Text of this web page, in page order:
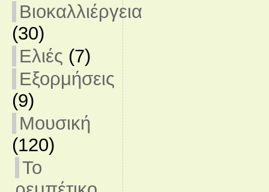
Βιοκαλλιέργεια
(30)
Ελιές (7)
Εξορμήσεις
(9)
Μουσική
(120)
Το